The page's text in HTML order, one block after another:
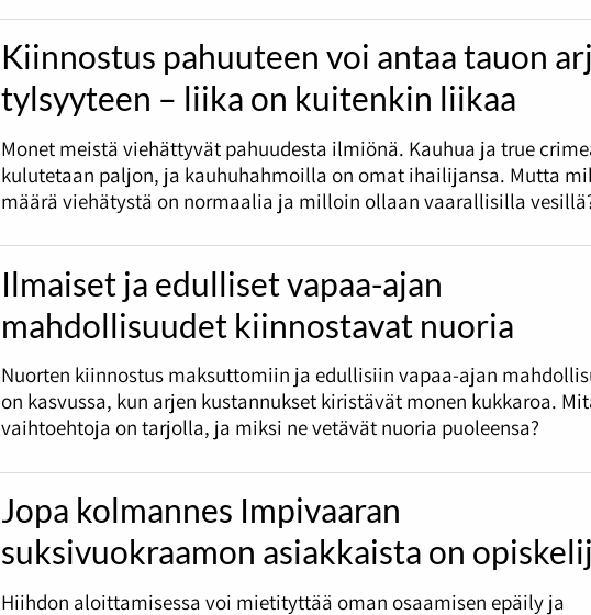
Kiinnostus pahuuteen voi antaa tauon
tylsyyteen – liika on kuitenkin liikaa
Monet meistä viehättyvät pahuudesta ilmiönä. Kauhua ja true
kulutetaan paljon, ja kauhuhahmoilla on omat ihailijansa. Mutta
määrä viehätystä on normaalia ja milloin ollaan vaarallisilla
Ilmaiset ja edulliset vapaa-ajan
mahdollisuudet kiinnostavat nuoria
Nuorten kiinnostus maksuttomiin ja edullisiin vapaa-ajan
on kasvussa, kun arjen kustannukset kiristävät monen kukkaroa.
vaihtoehtoja on tarjolla, ja miksi ne vetävät nuoria puoleensa?
Jopa kolmannes Impivaaran
suksivuokraamon asiakkaista on
Hiihdon aloittamisessa voi mietityttää oman osaamisen epäily ja